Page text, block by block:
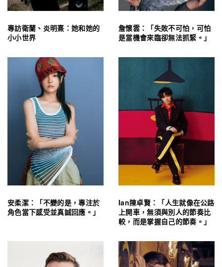
專訪衛蘭、炎明熹：她和她的
小小世界
詹懷雲：「失敗不可怕，可怕
是當機會來臨卻無法抓緊。」
安柔潔：「不變的是，專注於
角色當下感受並真誠回應。」
Ian陳卓賢：「人生就像在公路
上開車，無須與別人的節奏比
較，而是掌握自己的節奏。」